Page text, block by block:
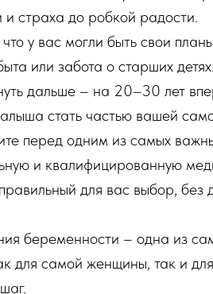
и страха до робкой радости.
у вас могли быть свои
или забота о старших
дальше – на 20–30 лет
стать частью вашей
перед одним из самых
и квалифицированную
для вас выбор, без
беременности – одна из
для самой женщины, так и